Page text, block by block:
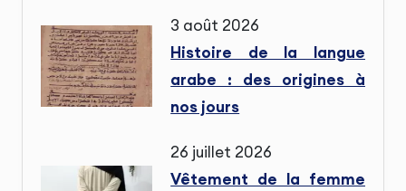
3 août 2026
Histoire de la langue
arabe : des origines à
nos jours
26 juillet 2026
Vêtement de la femme